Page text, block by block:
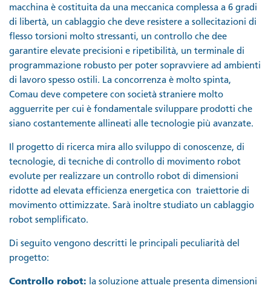
macchina è costituita da una meccanica complessa a 6 gradi
di libertà, un cablaggio che deve resistere a sollecitazioni di
flesso torsioni molto stressanti, un controllo che dee
garantire elevate precisioni e ripetibilità, un terminale di
programmazione robusto per poter sopravviere ad ambienti
di lavoro spesso ostili. La concorrenza è molto spinta,
Comau deve competere con società straniere molto
agguerrite per cui è fondamentale sviluppare prodotti che
siano costantemente allineati alle tecnologie più avanzate.
Il progetto di ricerca mira allo sviluppo di conoscenze, di
tecnologie, di tecniche di controllo di movimento robot
evolute per realizzare un controllo robot di dimensioni
ridotte ad elevata efficienza energetica con traiettorie di
movimento ottimizzate. Sarà inoltre studiato un cablaggio
robot semplificato.
Di seguito vengono descritti le principali peculiarità del
progetto:
Controllo robot: la soluzione attuale presenta dimensioni